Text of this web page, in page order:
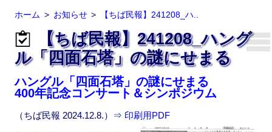
ホーム お知らせ 【ちば民報】241208_ハ..
【ちば民報】241208_ハング
ル「四面石塔」の謎にせまる
ハングル「四面石塔」の謎にせまる
400年記念コンサート＆シンポジウム
（ちば民報 2024.12.8.）⇒ 印刷用PDF